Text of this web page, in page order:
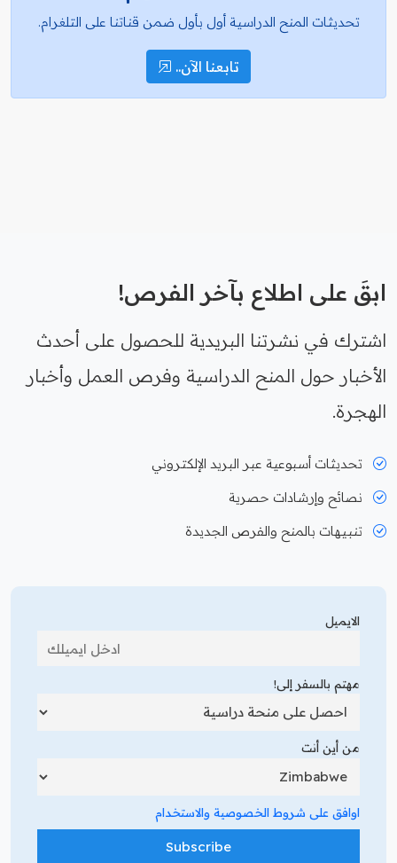
تحديثات المنح الدراسية أول بأول ضمن قناتنا على التلغرام.
تابعنا الآن..
ابقَ على اطلاع بآخر الفرص!
اشترك في نشرتنا البريدية للحصول على أحدث
الأخبار حول المنح الدراسية وفرص العمل وأخبار
الهجرة.
تحديثات أسبوعية عبر البريد الإلكتروني
نصائح وإرشادات حصرية
تنبيهات بالمنح والفرص الجديدة
الايميل
مهتم بالسفر إلى!
من أين أنت
اوافق على شروط الخصوصية والاستخدام